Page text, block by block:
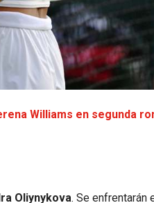
Williams en segunda
Oliynykova. Se enfrentarán